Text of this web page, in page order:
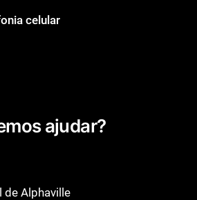
celular
ajudar?
de Alphaville